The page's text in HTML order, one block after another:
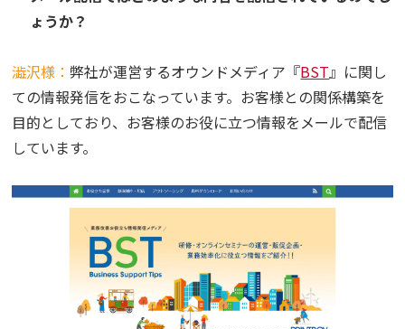
ょうか？
澁沢様：弊社が運営するオウンドメディア『BST』に関し
ての情報発信をおこなっています。お客様との関係構築を
目的としており、お客様のお役に立つ情報をメールで配信
しています。